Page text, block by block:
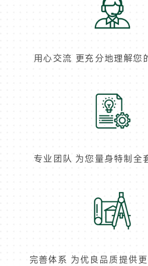
用心交流 更充分地理解您
专业团队 为您量身特制全
完善体系 为优良品质提供